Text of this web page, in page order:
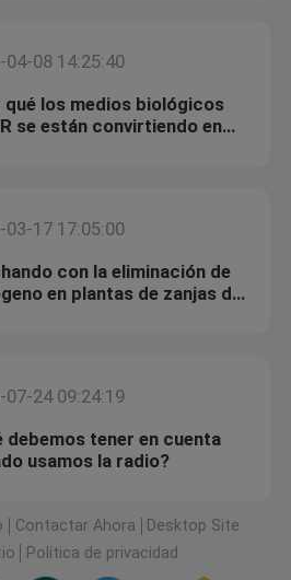
04-08 14:25:40
qué los medios biológicos
se están convirtiendo en
03-17 17:05:00
con la eliminación de
en plantas de zanjas de
07-24 09:24:19
debemos tener en cuenta
usamos la radio?
Contactar Ahora
Desktop Site
Política de privacidad